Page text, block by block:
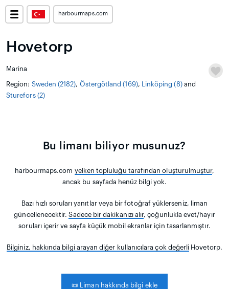
harbourmaps.com
Hovetorp
Marina
Region: Sweden (2182), Östergötland (169), Linköping (8)and
Sturefors (2)
Bu limanı biliyor musunuz?
harbourmaps.com yelken topluluğu tarafından oluşturulmuştur,
ancak bu sayfada henüz bilgi yok.
Bazı hızlı soruları yanıtlar veya bir fotoğraf yüklerseniz, liman
güncellenecektir.Sadece bir dakikanızı alır, çoğunlukla evet/hayır
soruları içerir ve sayfa küçük mobil ekranlar için tasarlanmıştır.
Bilginiz, hakkında bilgi arayan diğer kullanıcılara çok değerli Hovetorp.
📜 Liman hakkında bilgi ekle